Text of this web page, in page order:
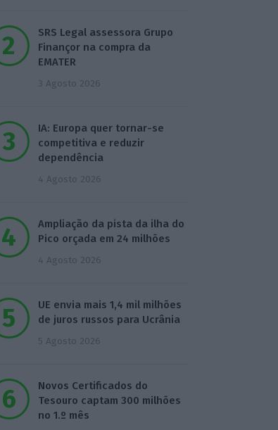
SRS Legal assessora Grupo
Finançor na compra da
EMATER
3 Agosto 2026
IA: Europa quer tornar-se
competitiva e reduzir
dependência
4 Agosto 2026
Ampliação da pista da ilha do
Pico orçada em 24 milhões
4 Agosto 2026
UE envia mais 1,4 mil milhões
de juros russos para Ucrânia
5 Agosto 2026
Novos Certificados do
Tesouro captam 300 milhões
no 1.º mês